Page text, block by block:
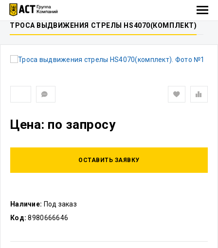
ТРОСА ВЫДВИЖЕНИЯ СТРЕЛЫ HS4070(КОМПЛЕКТ)
Наличие: Под заказ
Код: 8980666646
Цена: по запросу
ОСТАВИТЬ ЗАЯВКУ